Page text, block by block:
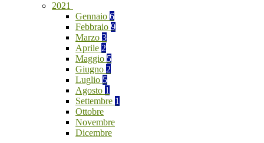
2021
Gennaio 6
Febbraio 9
Marzo 3
Aprile 2
Maggio 5
Giugno 2
Luglio 5
Agosto 1
Settembre 1
Ottobre
Novembre
Dicembre